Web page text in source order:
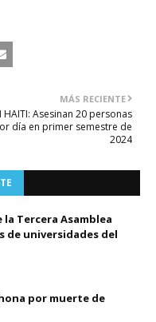
MÁS RECIENTE
HAITI: Asesinan 20 personas
día en primer semestre de
2024
la Tercera Asamblea
de universidades del
por muerte de